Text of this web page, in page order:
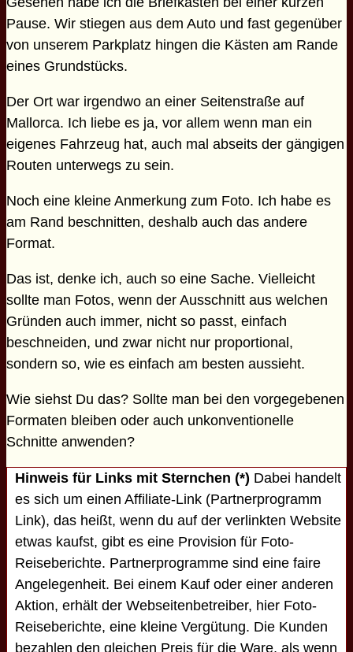
Pause. Wir stiegen aus dem Auto und fast gegenüber
von unserem Parkplatz hingen die Kästen am Rande
eines Grundstücks.
Der Ort war irgendwo an einer Seitenstraße auf
Mallorca. Ich liebe es ja, vor allem wenn man ein
eigenes Fahrzeug hat, auch mal abseits der gängigen
Routen unterwegs zu sein.
Noch eine kleine Anmerkung zum Foto. Ich habe es
am Rand beschnitten, deshalb auch das andere
Format.
Das ist, denke ich, auch so eine Sache. Vielleicht
sollte man Fotos, wenn der Ausschnitt aus welchen
Gründen auch immer, nicht so passt, einfach
beschneiden, und zwar nicht nur proportional,
sondern so, wie es einfach am besten aussieht.
Wie siehst Du das? Sollte man bei den vorgegebenen
Formaten bleiben oder auch unkonventionelle
Schnitte anwenden?
Hinweis für Links mit Sternchen (*) Dabei handelt
es sich um einen Affiliate-Link (Partnerprogramm
Link), das heißt, wenn du auf der verlinkten Website
etwas kaufst, gibt es eine Provision für Foto-
Reiseberichte. Partnerprogramme sind eine faire
Angelegenheit. Bei einem Kauf oder einer anderen
Aktion, erhält der Webseitenbetreiber, hier Foto-
Reiseberichte, eine kleine Vergütung. Die Kunden
bezahlen den gleichen Preis für die Ware, als wenn